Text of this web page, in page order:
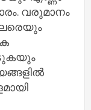
വരുമാനം